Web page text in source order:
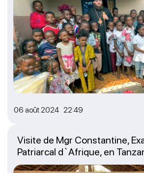
06 août 2024 22:49
Visite de Mgr Constantine,
Patriarcal d`Afrique, en